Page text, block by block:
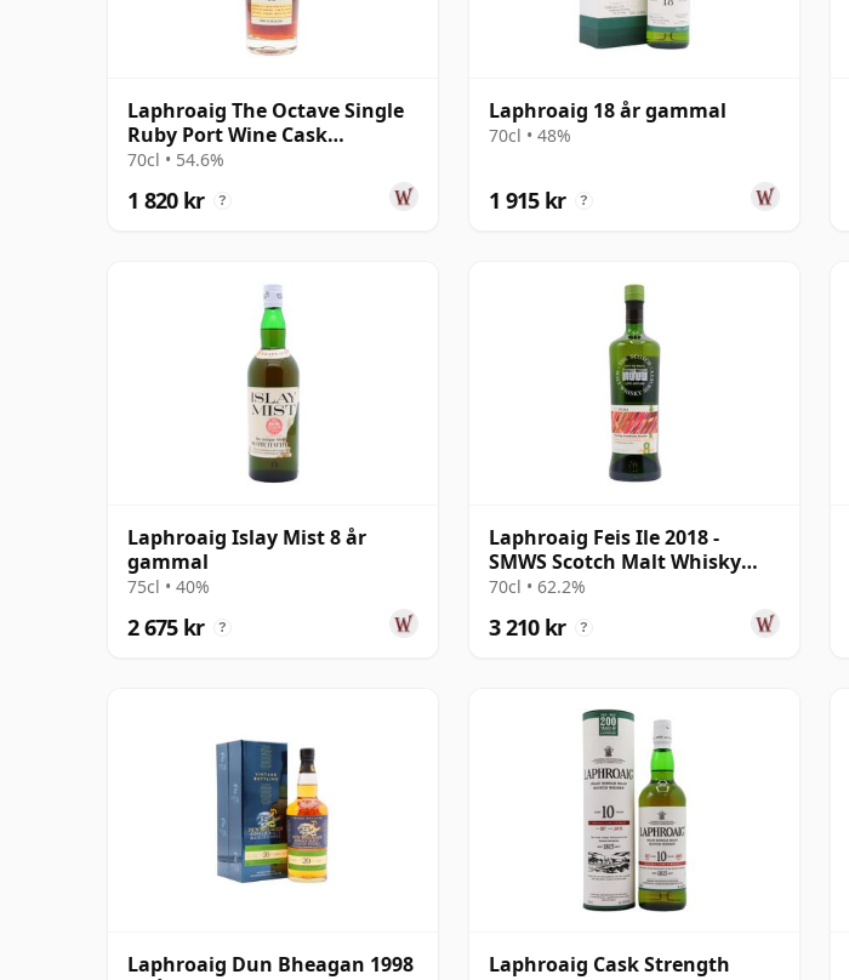
Laphroaig The Octave Single
Ruby Port Wine Cask
#5646863 2011 13 år gammal
70cl • 54.6%
1 820 kr ?
Laphroaig 18 år gammal
70cl • 48%
1 915 kr ?
Laphroaig Islay Mist 8 år
gammal
75cl • 40%
2 675 kr ?
Laphroaig Feis Ile 2018 -
SMWS Scotch Malt Whisky
Society 29 8 år gammal
70cl • 62.2%
3 210 kr ?
Laphroaig Dun Bheagan 1998
Laphroaig Cask Strength